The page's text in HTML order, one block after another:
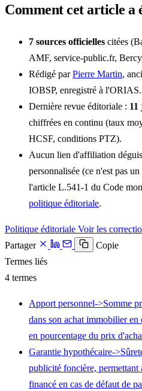
Comment cet article a
7 sources officielles citées
AMF, service-public.fr,
Rédigé parPierre Martin,
IOBSP, enregistré à l'ORIAS.
Dernière revue éditoriale : 11
chiffrées en continu (taux
HCSF, conditions PTZ).
Aucun lien d'affiliation
personnalisée (ce n'est pas
l'article L.541-1 du Code
politique éditoriale.
Politique éditoriale Voir les
Partager
Copie
Termes liés
4 termes
Apport personnel->Somme
dans son achat immobilier
en pourcentage du prix
Garantie hypothécaire->
publicité foncière, permettant
financé en cas de défaut de